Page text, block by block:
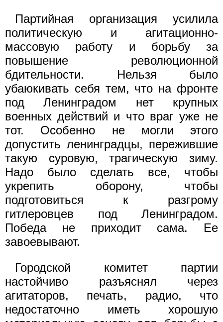
Партийная организация усилила
политическую и агитационно-
массовую работу и борьбу за
повышение революционной
бдительности. Нельзя было
убаюкивать себя тем, что на фронте
под Ленинградом нет крупных
военных действий и что враг уже не
тот. Особенно не могли этого
допустить ленинградцы, пережившие
такую суровую, трагическую зиму.
Надо было сделать все, чтобы
укрепить оборону, чтобы
подготовиться к разгрому
гитлеровцев под Ленинградом.
Победа не приходит сама. Ее
завоевывают.
Городской комитет партии
настойчиво разъяснял через
агитаторов, печать, радио, что
недостаточно иметь хорошую